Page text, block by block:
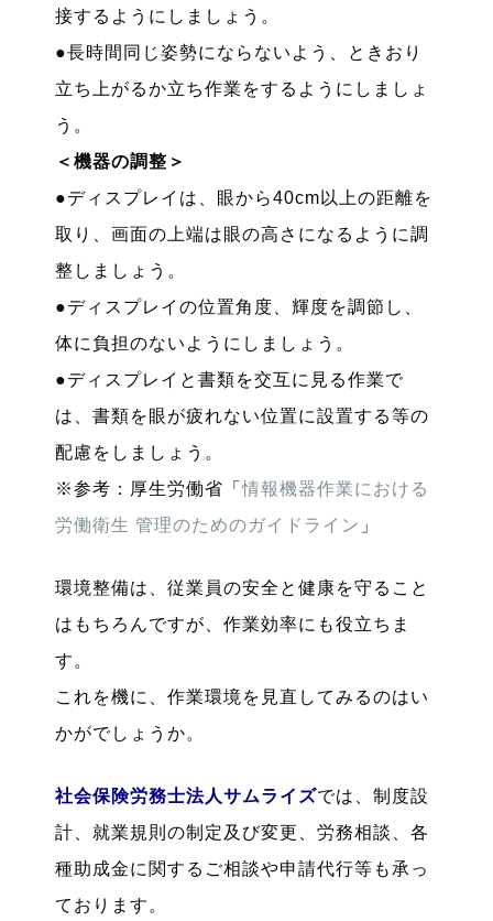
接するようにしましょう。
●長時間同じ姿勢にならないよう、ときおり
立ち上がるか立ち作業をするようにしましょ
う。
＜機器の調整＞
●ディスプレイは、眼から40cm以上の距離を
取り、画面の上端は眼の高さになるように調
整しましょう。
●ディスプレイの位置角度、輝度を調節し、
体に負担のないようにしましょう。
●ディスプレイと書類を交互に見る作業で
は、書類を眼が疲れない位置に設置する等の
配慮をしましょう。
※参考：厚生労働省「情報機器作業における
労働衛生 管理のためのガイドライン 」
環境整備は、従業員の安全と健康を守ること
はもちろんですが、作業効率にも役立ちま
す。
これを機に、作業環境を見直してみるのはい
かがでしょうか。
社会保険労務士法人サムライズでは、制度設
計、就業規則の制定及び変更、労務相談、各
種助成金に関するご相談や申請代行等も承っ
ております。